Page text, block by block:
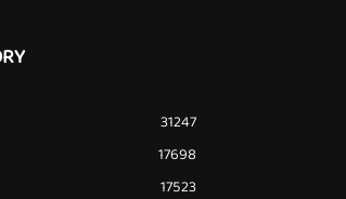
31247
17698
17523